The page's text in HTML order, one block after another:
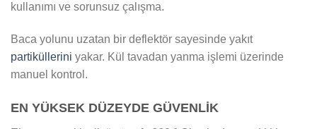
kullanımı ve sorunsuz çalışma.
Baca yolunu uzatan bir deflektör sayesinde yakıt
partiküllerini yakar. Kül tavadan yanma işlemi üzerinde
manuel kontrol.
EN YÜKSEK DÜZEYDE GÜVENLİK